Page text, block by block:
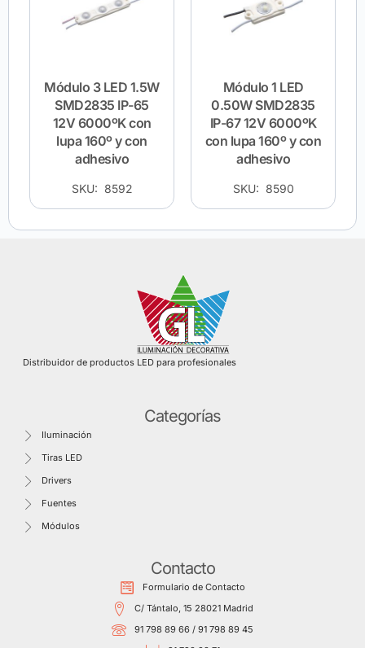
Módulo 3 LED 1.5W
SMD2835 IP-65
12V 6000ºK con
lupa 160º y con
adhesivo
SKU: 8592
Módulo 1 LED
0.50W SMD2835
IP-67 12V 6000ºK
con lupa 160º y con
adhesivo
SKU: 8590
Distribuidor de productos LED para profesionales
Categorías
Iluminación
Tiras LED
Drivers
Fuentes
Módulos
Contacto
Formulario de Contacto
C/ Tántalo, 15 28021 Madrid
91 798 89 66 / 91 798 89 45